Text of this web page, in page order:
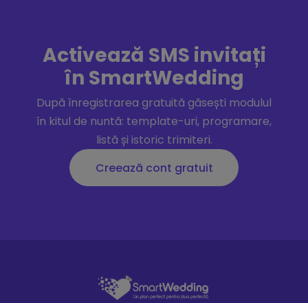
Activează SMS invitați
în SmartWedding
După înregistrarea gratuită găsești modulul
în kitul de nuntă: template-uri, programare,
listă și istoric trimiteri.
Creează cont gratuit